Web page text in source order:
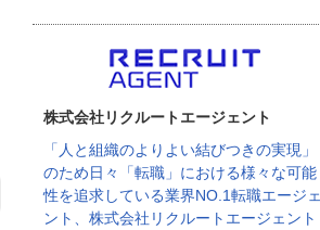
株式会社リクルートエージェント
「人と組織のよりよい結びつきの実現」
のため日々「転職」における様々な可能
性を追求している業界NO.1転職エージェ
ント、株式会社リクルートエージェント